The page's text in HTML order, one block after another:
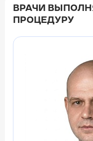
ВРАЧИ
ПРОЦЕДУРУ